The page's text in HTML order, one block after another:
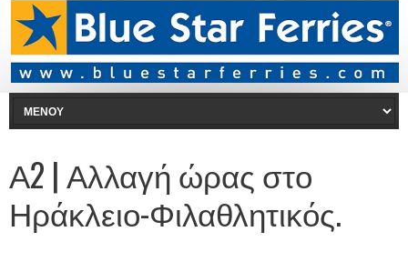
Α2 | Αλλαγή ώρας στο
Ηράκλειο-Φιλαθλητικός.